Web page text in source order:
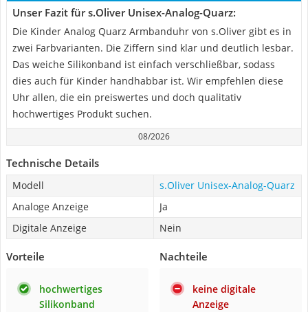
Unser Fazit für s.Oliver Unisex-Analog-Quarz:
Die Kinder Analog Quarz Armbanduhr von s.Oliver gibt es in
zwei Farbvarianten. Die Ziffern sind klar und deutlich lesbar.
Das weiche Silikonband ist einfach verschließbar, sodass
dies auch für Kinder handhabbar ist. Wir empfehlen diese
Uhr allen, die ein preiswertes und doch qualitativ
hochwertiges Produkt suchen.
08/2026
Technische Details
Modell
s.Oliver Unisex-Analog-Quarz
Analoge Anzeige
Ja
Digitale Anzeige
Nein
Vorteile
hochwertiges
Silikonband
Nachteile
keine digitale
Anzeige